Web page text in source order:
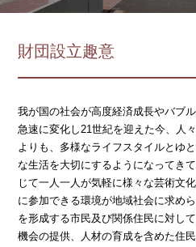
財団設立趣意
我が国の社会が高度経済成長やバブ
急速に変化し21世紀を迎えた今、人
よりも、多様なライフスタイルとゆ
な生活を大切にするようになってき
じて一人一人が気軽に様々な芸術文
に参加できる環境が地域社会に求め
を形成する市民及び関係住民に対し
機会の提供、人材の育成を含めた住